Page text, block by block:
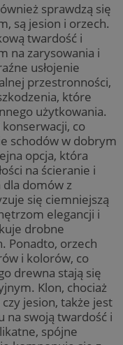
sprawdzą się
są jesion i orzech.
twardość i
na zarysowania i
usłojenie
przestronności,
które
użytkowania.
konserwacji, co
schodów w dobrym
opcja, która
na ścieranie i
domów z
się ciemniejszą
elegancji i
drobne
Ponadto, orzech
i kolorów, co
drewna stają się
Klon, chociaż
jesion, także jest
na swoją twardość i
spójne